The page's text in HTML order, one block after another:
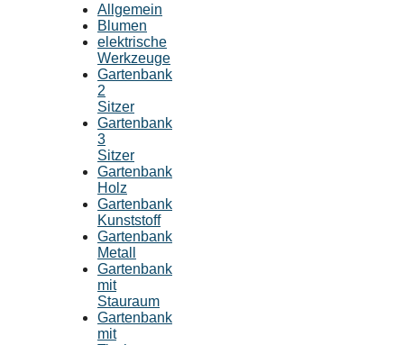
Allgemein
Blumen
elektrische
Werkzeuge
Gartenbank
2
Sitzer
Gartenbank
3
Sitzer
Gartenbank
Holz
Gartenbank
Kunststoff
Gartenbank
Metall
Gartenbank
mit
Stauraum
Gartenbank
mit